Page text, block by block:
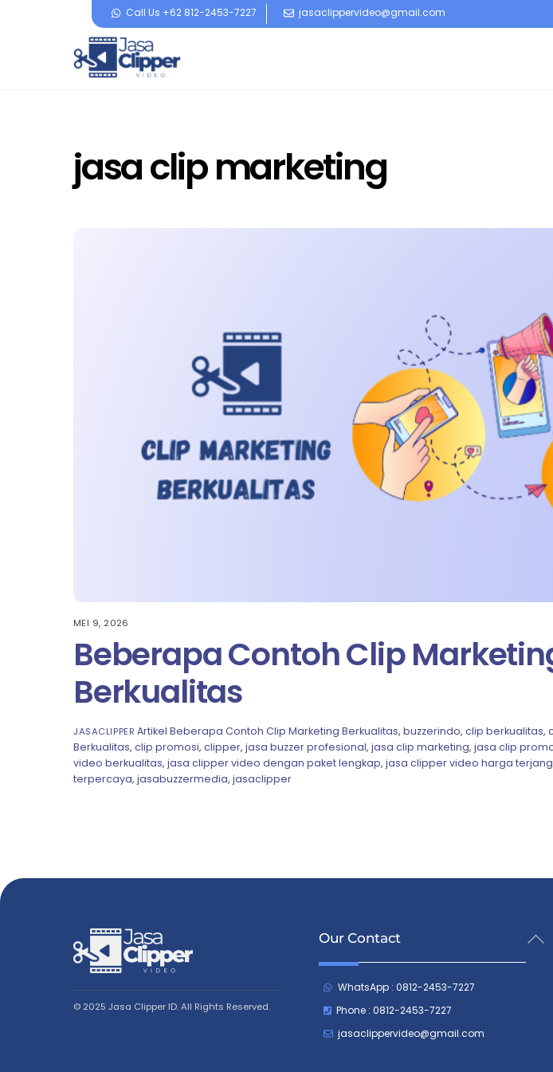
Call Us +62 812-2453-7227 jasaclippervideo@gmail.com
jasa clip marketing
MEI 9, 2026
Beberapa Contoh Clip
Berkualitas
JASACLIPPER Artikel Beberapa Contoh Clip Marketing Berkualitas,buzzerindo,clip berkualitas,
Berkualitas, clip promosi, clipper, jasa buzzer profesional, jasa clip marketing, jasa clip
video berkualitas, jasa clipper video dengan paket lengkap, jasa clipper video harga
terpercaya, jasabuzzermedia, jasaclipper
© 2025 Jasa Clipper ID. All Rights Reserved.
Our Contact
WhatsApp : 0812-2453-7227
Phone : 0812-2453-7227
jasaclippervideo@gmail.com